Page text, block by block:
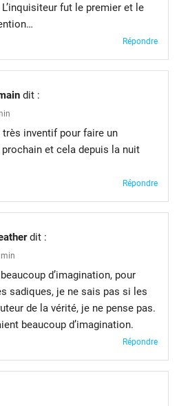
L’inquisiteur fut le premier et le
Répondre
dit :
très inventif pour faire un
et cela depuis la nuit
Répondre
dit :
d’imagination, pour
sadiques, je ne sais pas si les
de la vérité, je ne pense pas.
beaucoup d’imagination.
Répondre